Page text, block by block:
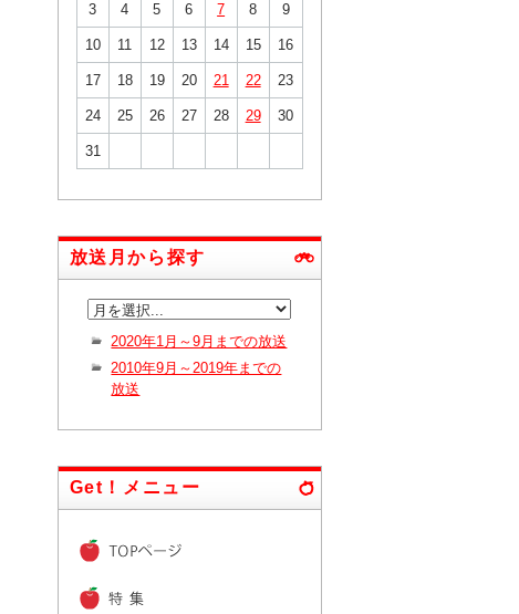
3 4 5 6 7 8 9
10 11 12 13 14 15 16
17 18 19 20 21 22 23
24 25 26 27 28 29 30
31
放送月から探す
2020年1月～9月までの放送
2010年9月～2019年までの
放送
Get！メニュー